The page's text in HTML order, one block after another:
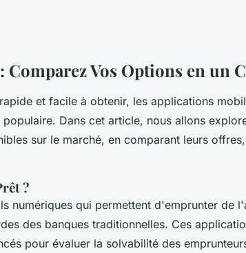
Vos Options en un
et facile à obtenir, les applications
Dans cet article, nous allons
sur le marché, en comparant leurs
?
numériques qui permettent d'emprunter de
des banques traditionnelles. Ces
pour évaluer la solvabilité des